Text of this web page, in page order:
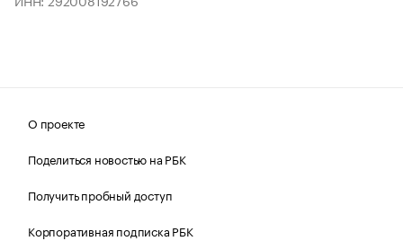
О проекте
Поделиться новостью на РБК
Получить пробный доступ
Корпоративная подписка РБК